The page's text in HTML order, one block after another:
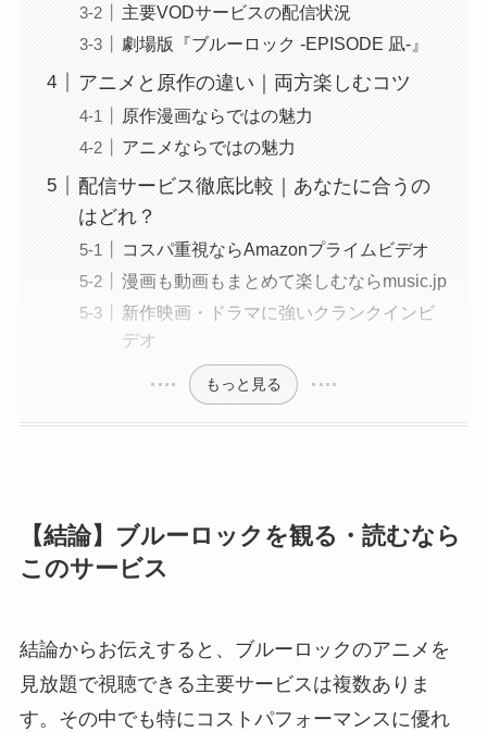
主要VODサービスの配信状況
劇場版『ブルーロック -EPISODE 凪-』
アニメと原作の違い｜両方楽しむコツ
原作漫画ならではの魅力
アニメならではの魅力
配信サービス徹底比較｜あなたに合うの
はどれ？
コスパ重視ならAmazonプライムビデオ
漫画も動画もまとめて楽しむならmusic.jp
新作映画・ドラマに強いクランクインビ
デオ
もっと見る
【結論】ブルーロックを観る・読むなら
このサービス
結論からお伝えすると、ブルーロックのアニメを
見放題で視聴できる主要サービスは複数ありま
す。その中でも特にコストパフォーマンスに優れ